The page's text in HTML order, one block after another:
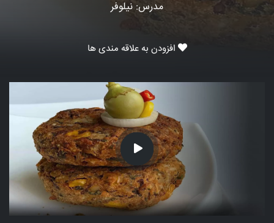
مدرس: نیلوفر
افزودن به علاقه مندی ها